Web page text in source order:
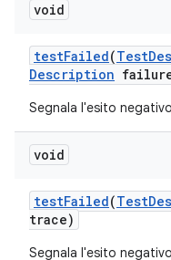
void
testFailed(Test
Description
Segnala l'esito
void
testFailed(Test
trace)
Segnala l'esito